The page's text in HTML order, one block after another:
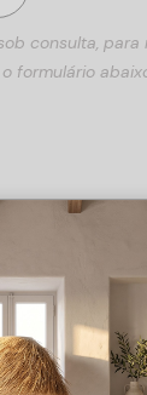
consulta, para
formulário